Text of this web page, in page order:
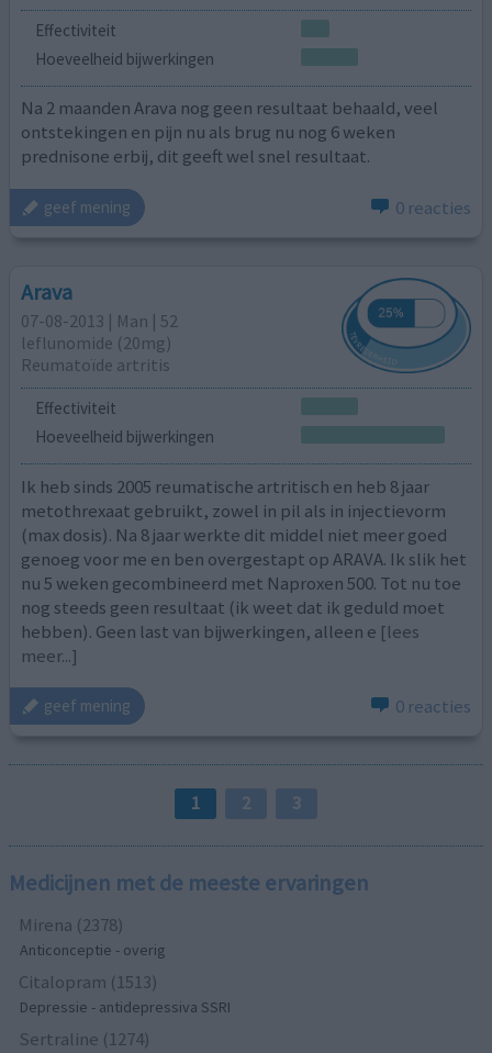
Effectiviteit
Hoeveelheid bijwerkingen
Na 2 maanden Arava nog geen resultaat behaald, veel
ontstekingen en pijn nu als brug nu nog 6 weken
prednisone erbij, dit geeft wel snel resultaat.
geef mening 0 reacties
Arava
07-08-2013 | Man | 52
leflunomide (20mg)
Reumatoïde artritis
Effectiviteit
Hoeveelheid bijwerkingen
Ik heb sinds 2005 reumatische artritisch en heb 8 jaar
metothrexaat gebruikt, zowel in pil als in injectievorm
(max dosis). Na 8 jaar werkte dit middel niet meer goed
genoeg voor me en ben overgestapt op ARAVA. Ik slik het
nu 5 weken gecombineerd met Naproxen 500. Tot nu toe
nog steeds geen resultaat (ik weet dat ik geduld moet
hebben). Geen last van bijwerkingen, alleen e [lees
meer...]
geef mening 0 reacties
1 2 3
Medicijnen met de meeste ervaringen
Mirena (2378)
Anticonceptie - overig
Citalopram (1513)
Depressie - antidepressiva SSRI
Sertraline (1274)